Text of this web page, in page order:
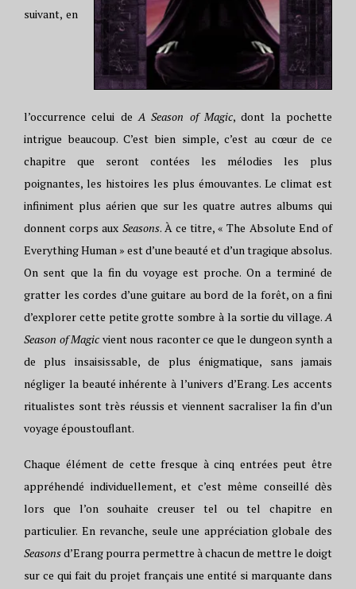
suivant, en
l’occurrence celui deA Season of Magic, dont la pochette
intrigue beaucoup. C’est bien simple, c’est au cœur de ce
chapitre que seront contées les mélodies les plus
poignantes, les histoires les plus émouvantes. Le climat est
infiniment plus aérien que sur les quatre autres albums qui
donnent corps aux Seasons. À ce titre, « The Absolute End of
Everything Human » est d’une beauté et d’un tragique absolus.
On sent que la fin du voyage est proche. On a terminé de
gratter les cordes d’une guitare au bord de la forêt, on a fini
d’explorer cette petite grotte sombre à la sortie du village.A
Season of Magic vient nous raconter ce que le dungeon synth a
de plus insaisissable, de plus énigmatique, sans jamais
négliger la beauté inhérente à l’univers d’Erang. Les accents
ritualistes sont très réussis et viennent sacraliser la fin d’un
voyage époustouflant.
Chaque élément de cette fresque à cinq entrées peut être
appréhendé individuellement, et c’est même conseillé dès
lors que l’on souhaite creuser tel ou tel chapitre en
particulier. En revanche, seule une appréciation globale des
Seasonsd’Erang pourra permettre à chacun de mettre le doigt
sur ce qui fait du projet français une entité si marquante dans